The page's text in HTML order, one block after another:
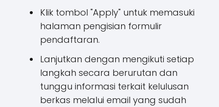
Klik tombol "Apply" untuk memasuki
halaman pengisian formulir
pendaftaran.
Lanjutkan dengan mengikuti setiap
langkah secara berurutan dan
tunggu informasi terkait kelulusan
berkas melalui email yang sudah